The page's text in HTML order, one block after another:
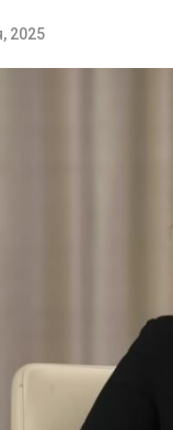
2025